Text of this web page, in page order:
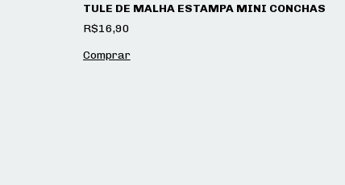
TULE DE MALHA ESTAMPA MINI CONCHAS
R$16,90